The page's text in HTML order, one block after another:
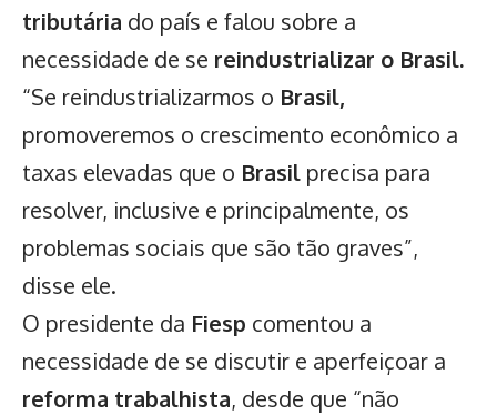
tributária do país e falou sobre a
necessidade de se reindustrializar o Brasil.
“Se reindustrializarmos o Brasil,
promoveremos o crescimento econômico a
taxas elevadas que o Brasil precisa para
resolver, inclusive e principalmente, os
problemas sociais que são tão graves”,
disse ele.
O presidente da Fiesp comentou a
necessidade de se discutir e aperfeiçoar a
reforma trabalhista, desde que “não